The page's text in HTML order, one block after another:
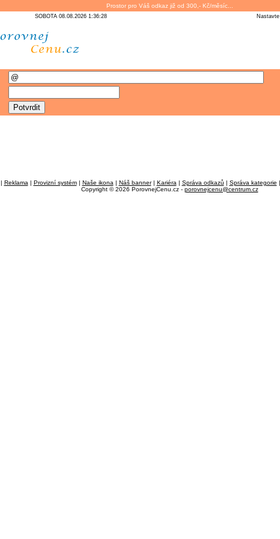
Prostor pro Váš odkaz již od 300,- Kč/měsíc...
SOBOTA 08.08.2026 1:36:28
Reklama | Provizní systém| Naše ikona | Náš banner| Kariéra | Správa odkazů | Správa kategorie |
Copyright © 2026 PorovnejCenu.cz - porovnejcenu@centrum.cz